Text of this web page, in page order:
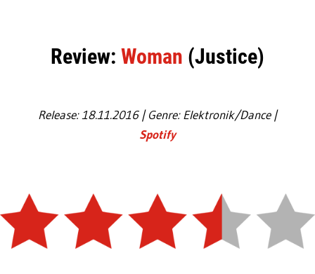
Review: Woman (Justice)
Release: 18.11.2016 | Genre: Elektronik/Dance |
Spotify